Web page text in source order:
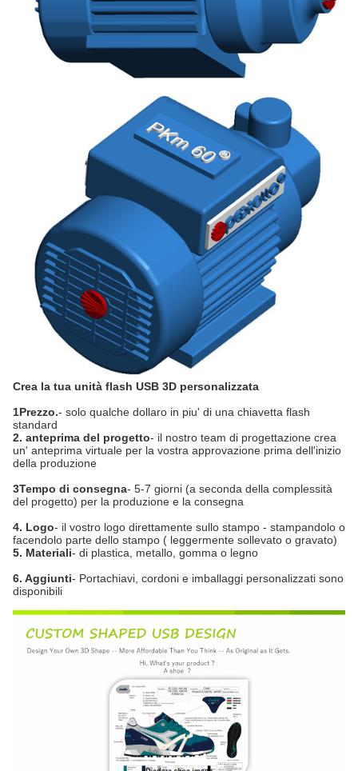
Crea la tua unità flash USB 3D personalizzata
1Prezzo.- solo qualche dollaro in piu' di una chiavetta flash
standard
2. anteprima del progetto- il nostro team di progettazione crea
un' anteprima virtuale per la vostra approvazione prima dell'inizio
della produzione
3Tempo di consegna- 5-7 giorni (a seconda della complessità
del progetto) per la produzione e la consegna
4. Logo- il vostro logo direttamente sullo stampo - stampandolo o
facendolo parte dello stampo ( leggermente sollevato o gravato)
5. Materiali- di plastica, metallo, gomma o legno
6. Aggiunti- Portachiavi, cordoni e imballaggi personalizzati sono
disponibili